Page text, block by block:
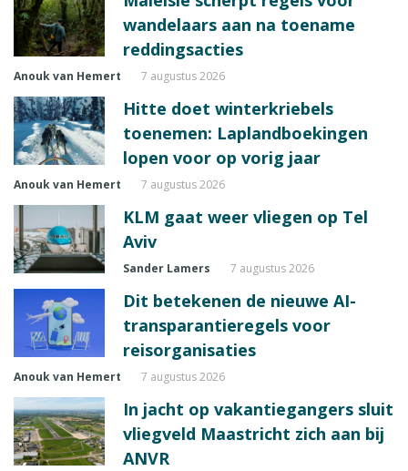
wandelaars aan na toename
reddingsacties
Anouk van Hemert 7 augustus 2026
Hitte doet winterkriebels
toenemen: Laplandboekingen
lopen voor op vorig jaar
Anouk van Hemert 7 augustus 2026
KLM gaat weer vliegen op Tel
Aviv
Sander Lamers 7 augustus 2026
Dit betekenen de nieuwe AI-
transparantieregels voor
reisorganisaties
Anouk van Hemert 7 augustus 2026
In jacht op vakantiegangers sluit
vliegveld Maastricht zich aan bij
ANVR